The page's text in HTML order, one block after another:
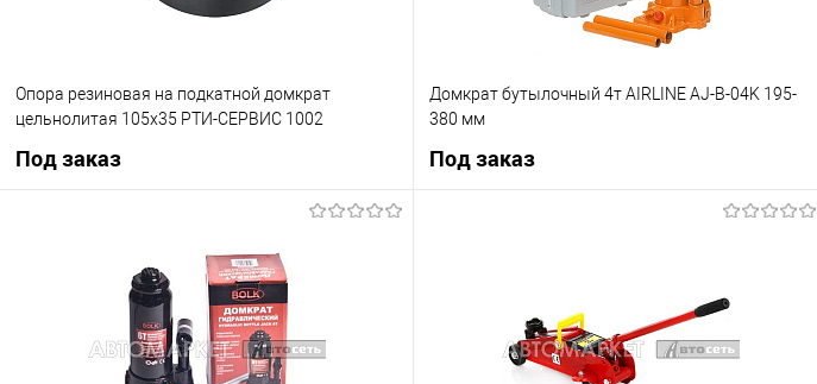
Опора резиновая на подкатной домкрат
цельнолитая 105x35 РТИ-СЕРВИС 1002
Под заказ
Купить в 1 клик
К сравнению
Под заказ
Домкрат бутылочный 4т AIRLINE AJ-B-04K 195-
380 мм
Под заказ
Под заказ